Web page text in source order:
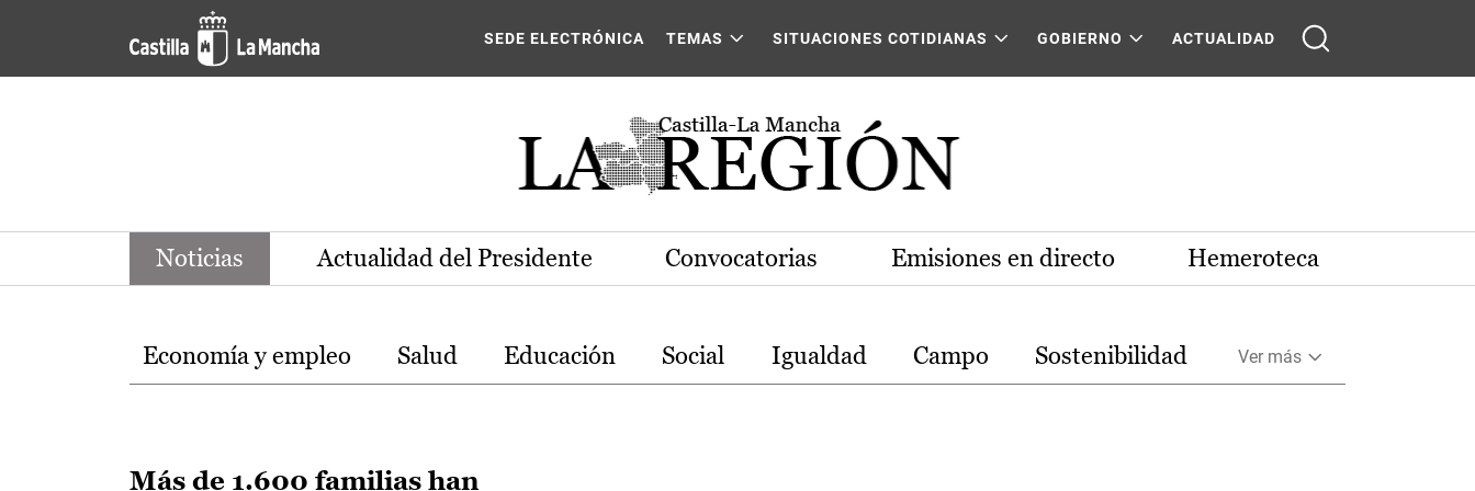
Pasar al contenido principal
Noticias de la región de Castilla-La Mancha
SEDE ELECTRÓNICA TEMAS SITUACIONES COTIDIANAS GOBIERNO ACTUALIDAD
Noticias Actualidad del Presidente Convocatorias Emisiones en directo Hemeroteca
Temas
Economía y empleo Salud Educación Social Igualdad Campo Sostenibilidad Ver más
Más de 1.600 familias han